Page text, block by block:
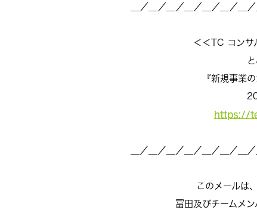
＿／＿／＿／＿／＿／＿／＿
＜＜TC コンサルテ
とみた さ
『新規事業のための
https://
＿／＿／＿／＿／＿／＿／＿
このメールは、TCコ
冨田及びチームメンバー